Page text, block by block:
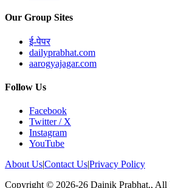
Our Group Sites
ई-पेपर
dailyprabhat.com
aarogyajagar.com
Follow Us
Facebook
Twitter / X
Instagram
YouTube
About Us|Contact Us|Privacy Policy
Copyright © 2026-26 Dainik Prabhat., All